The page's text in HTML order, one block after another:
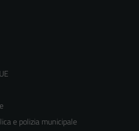
e polizia municipale